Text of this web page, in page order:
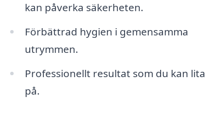
kan påverka säkerheten.
Förbättrad hygien i gemensamma
utrymmen.
Professionellt resultat som du kan lita
på.